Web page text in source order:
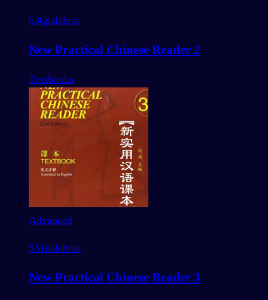
636palabras
New Practical Chinese Reader 2
Textbooks
Advanced
531palabras
New Practical Chinese Reader 3